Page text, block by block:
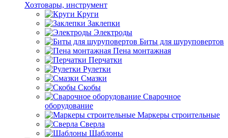
Хозтовары, инструмент
Круги
Заклепки
Электроды
Биты для шуруповертов
Пена монтажная
Перчатки
Рулетки
Смазки
Скобы
Сварочное
оборудование
Маркеры строительные
Сверла
Шаблоны